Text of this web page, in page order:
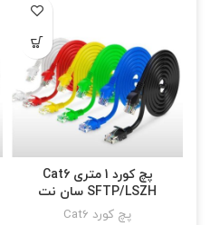
پچ کورد 1 متری Cat6
SFTP/LSZH سان نت
پچ کورد Cat6